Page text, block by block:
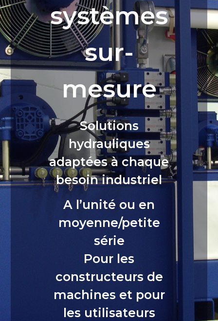
systèmes
sur-
mesure
Solutions
hydrauliques
adaptées à chaque
besoin industriel
A l’unité ou en
moyenne/petite
série
Pour les
constructeurs de
machines et pour
les utilisateurs